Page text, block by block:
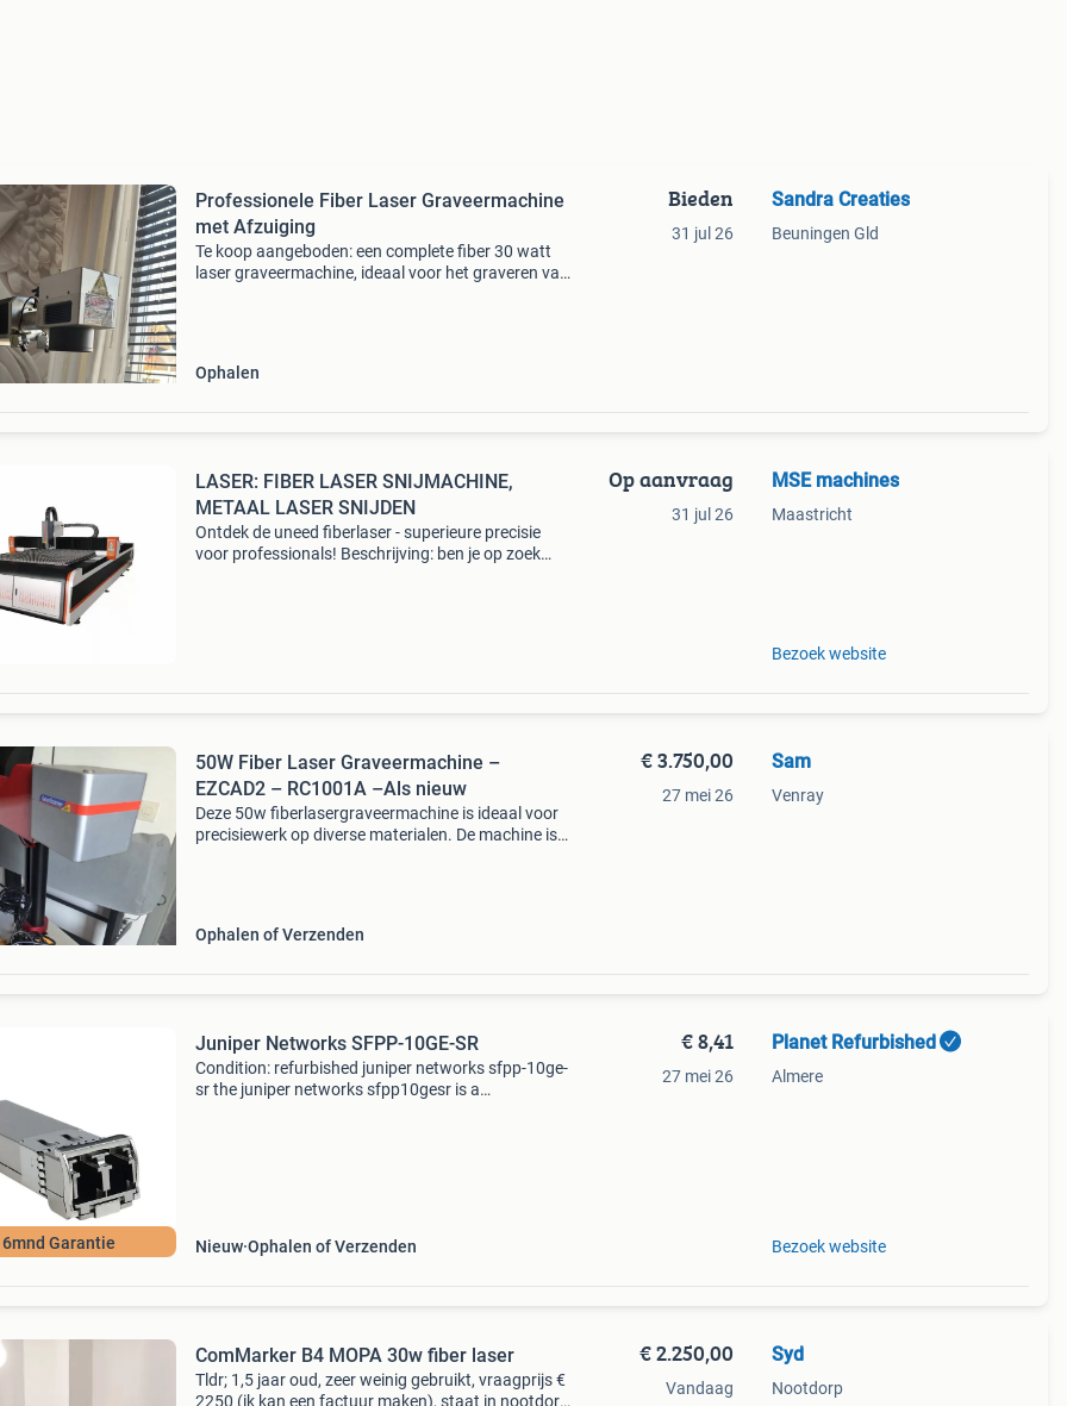
Professionele Fiber Laser Graveermachine
met Afzuiging
Te koop aangeboden: een complete fiber 30 watt
laser graveermachine, ideaal voor het graveren van
Ophalen
Bieden
31 jul 26
Sandra Creaties
Beuningen Gld
LASER: FIBER LASER SNIJMACHINE,
METAAL LASER SNIJDEN
Ontdek de uneed fiberlaser - superieure precisie
voor professionals! Beschrijving: ben je op zoek
Op aanvraag
31 jul 26
MSE machines
Maastricht
Bezoek website
50W Fiber Laser Graveermachine –
EZCAD2 – RC1001A –Als nieuw
Deze 50w fiberlasergraveermachine is ideaal voor
precisiewerk op diverse materialen. De machine is
Ophalen of Verzenden
€ 3.750,00
27 mei 26
Sam
Venray
Garantie
Juniper Networks SFPP-10GE-SR
Condition: refurbished juniper networks sfpp-10ge-
sr the juniper networks sfpp10gesr is a
Nieuw Ophalen of Verzenden
€ 8,41
27 mei 26
Planet Refurbished
Almere
Bezoek website
ComMarker B4 MOPA 30w fiber laser
Tldr; 1,5 jaar oud, zeer weinig gebruikt, vraagprijs €
2250 (ik kan een factuur maken), staat in nootdorp
€ 2.250,00
Vandaag
Syd
Nootdorp